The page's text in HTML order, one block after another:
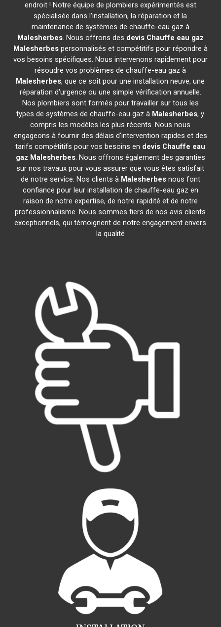
endroit ! Notre équipe de plombiers expérimentés est
spécialisée dans l'installation, la réparation et la
maintenance de systèmes de chauffe-eau gaz à
Malesherbes. Nous offrons des devis Chauffe eau gaz
Malesherbespersonnalisés et compétitifs pour répondre à
vos besoins spécifiques. Nous intervenons rapidement pour
résoudre vos problèmes de chauffe-eau gaz à
Malesherbes, que ce soit pour une installation neuve, une
réparation d'urgence ou une simple vérification annuelle.
Nos plombiers sont formés pour travailler sur tous les
types de systèmes de chauffe-eau gaz à Malesherbes, y
compris les modèles les plus récents. Nous nous
engageons à fournir des délais d'intervention rapides et des
tarifs compétitifs pour vos besoins en devis Chauffe eau
gaz Malesherbes. Nous offrons également des garanties
sur nos travaux pour vous assurer que vous êtes satisfait
de notre service. Nos clients à Malesherbesnous font
confiance pour leur installation de chauffe-eau gaz en
raison de notre expertise, de notre rapidité et de notre
professionnalisme. Nous sommes fiers de nos avis clients
exceptionnels, qui témoignent de notre engagement envers
la qualité